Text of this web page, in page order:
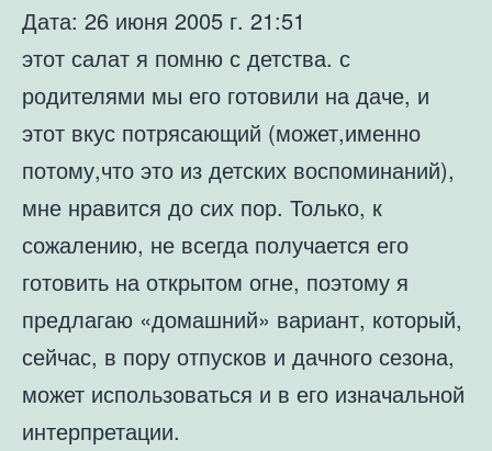
Дата: 26 июня 2005 г. 21:51
этот салат я помню с детства. с
родителями мы его готовили на даче, и
этот вкус потрясающий (может,именно
потому,что это из детских воспоминаний),
мне нравится до сих пор. Только, к
сожалению, не всегда получается его
готовить на открытом огне, поэтому я
предлагаю «домашний» вариант, который,
сейчас, в пору отпусков и дачного сезона,
может использоваться и в его изначальной
интерпретации.